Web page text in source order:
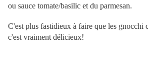
ou sauce tomate/basilic et du parmesan.
C'est plus fastidieux à faire que les gnocchi
c'est vraiment délicieux!